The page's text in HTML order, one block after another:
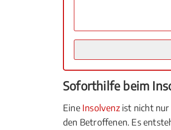
Soforthilfe beim
Eine Insolvenzist nicht nur
den Betroffenen. Es